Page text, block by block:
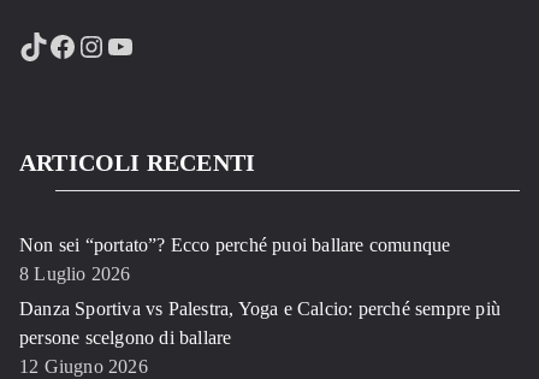
TikTok
Facebook
Instagram
YouTube
ARTICOLI RECENTI
Non sei “portato”? Ecco perché puoi ballare comunque
8 Luglio 2026
Danza Sportiva vs Palestra, Yoga e Calcio: perché sempre più
persone scelgono di ballare
12 Giugno 2026